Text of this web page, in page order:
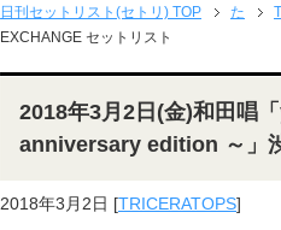
日刊セットリスト(セトリ) TOP た
EXCHANGE セットリスト
2018年3月2日(金)和田唱
anniversary edition ～」
2018年3月2日 [TRICERATOPS]